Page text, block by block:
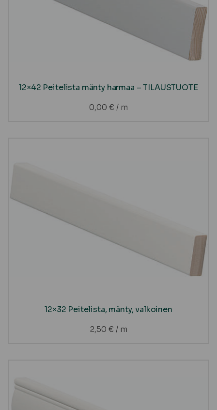
12×42 Peitelista mänty harmaa – TILAUSTUOTE
0,00 € / m
12×32 Peitelista, mänty, valkoinen
2,50 € / m